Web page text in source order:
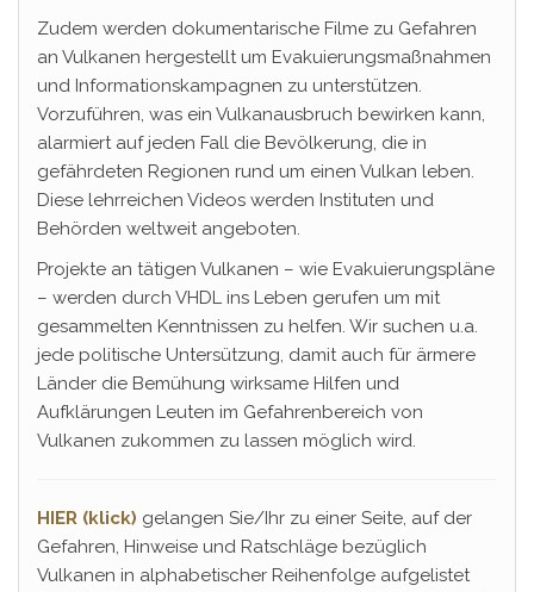
Zudem werden dokumentarische Filme zu Gefahren
an Vulkanen hergestellt um Evakuierungsmaßnahmen
und Informationskampagnen zu unterstützen.
Vorzuführen, was ein Vulkanausbruch bewirken kann,
alarmiert auf jeden Fall die Bevölkerung, die in
gefährdeten Regionen rund um einen Vulkan leben.
Diese lehrreichen Videos werden Instituten und
Behörden weltweit angeboten.
Projekte an tätigen Vulkanen – wie Evakuierungspläne
– werden durch VHDL ins Leben gerufen um mit
gesammelten Kenntnissen zu helfen. Wir suchen u.a.
jede politische Untersützung, damit auch für ärmere
Länder die Bemühung wirksame Hilfen und
Aufklärungen Leuten im Gefahrenbereich von
Vulkanen zukommen zu lassen möglich wird.
HIER (klick) gelangen Sie/Ihr zu einer Seite, auf der
Gefahren, Hinweise und Ratschläge bezüglich
Vulkanen in alphabetischer Reihenfolge aufgelistet